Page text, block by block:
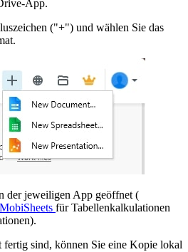
App.
("+") und wählen Sie das
der jeweiligen App geöffnet (
MobiSheets für Tabellenkalkulationen
sind, können Sie eine Kopie lokal